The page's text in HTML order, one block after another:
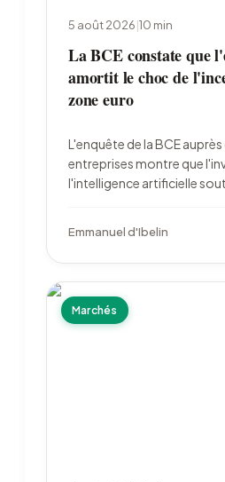
5 août 2026|10 min
La BCE constate que
amortit le choc de
zone euro
L'enquête de la BCE
entreprises montre que
l'intelligence artificielle
restent en retrait : 23 %
39 % en zone euro.
Emmanuel d'Ibelin
Marchés